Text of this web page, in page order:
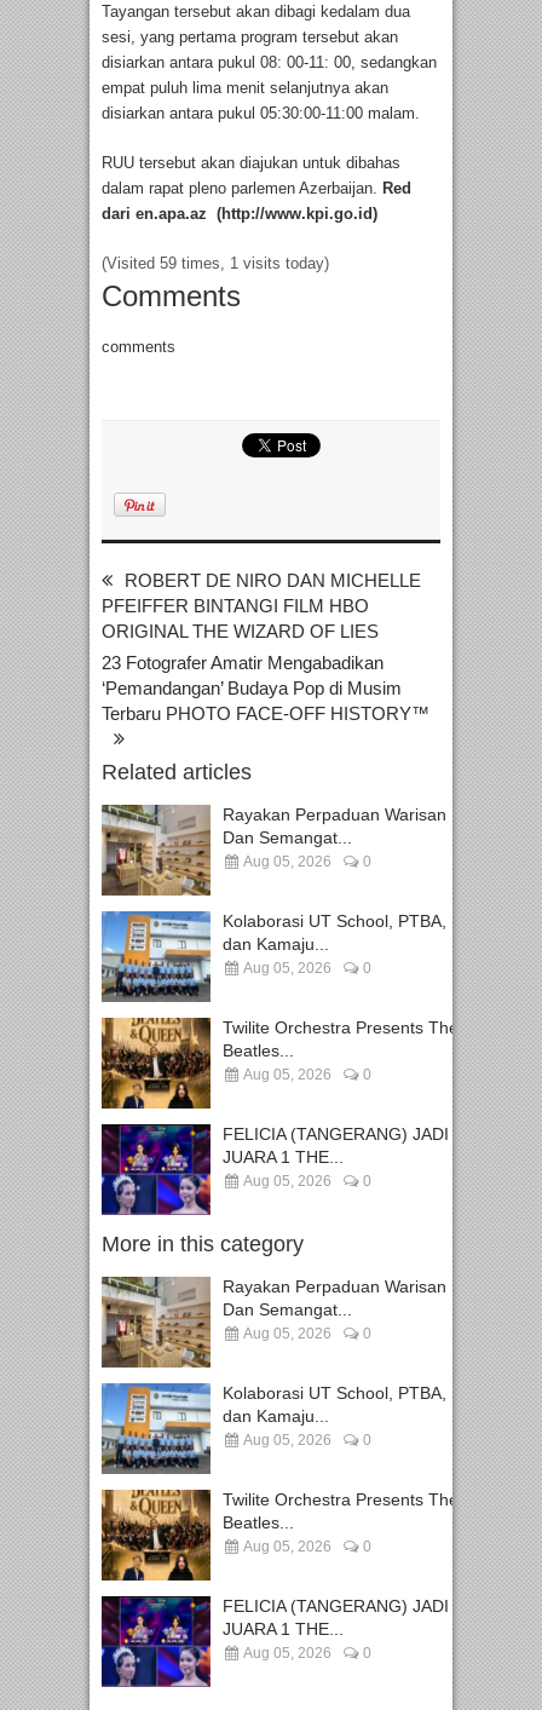
Tayangan tersebut akan dibagi kedalam dua
sesi, yang pertama program tersebut akan
disiarkan antara pukul 08: 00-11: 00, sedangkan
empat puluh lima menit selanjutnya akan
disiarkan antara pukul 05:30:00-11:00 malam.
RUU tersebut akan diajukan untuk dibahas
dalam rapat pleno parlemen Azerbaijan.
Red
dari en.apa.az (http://www.kpi.go.id)
(Visited 59 times, 1 visits today)
Comments
comments
ROBERT DE NIRO DAN MICHELLE
PFEIFFER BINTANGI FILM HBO
ORIGINAL THE WIZARD OF LIES
23 Fotografer Amatir Mengabadikan
‘Pemandangan’ Budaya Pop di Musim
Terbaru PHOTO FACE-OFF HISTORY™
Related articles
Rayakan Perpaduan Warisan
Dan Semangat...
Aug 05, 2026 0
Kolaborasi UT School, PTBA,
dan Kamaju...
Aug 05, 2026 0
Twilite Orchestra Presents The
Beatles...
Aug 05, 2026 0
FELICIA (TANGERANG) JADI
JUARA 1 THE...
Aug 05, 2026 0
More in this category
Rayakan Perpaduan Warisan
Dan Semangat...
Aug 05, 2026 0
Kolaborasi UT School, PTBA,
dan Kamaju...
Aug 05, 2026 0
Twilite Orchestra Presents The
Beatles...
Aug 05, 2026 0
FELICIA (TANGERANG) JADI
JUARA 1 THE...
Aug 05, 2026 0